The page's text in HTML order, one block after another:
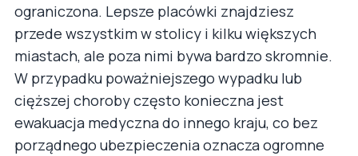
ograniczona. Lepsze placówki znajdziesz
przede wszystkim w stolicy i kilku większych
miastach, ale poza nimi bywa bardzo skromnie.
W przypadku poważniejszego wypadku lub
cięższej choroby często konieczna jest
ewakuacja medyczna do innego kraju, co bez
porządnego ubezpieczenia oznacza ogromne